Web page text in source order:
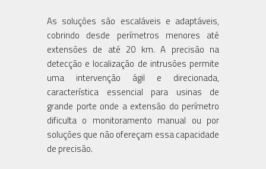
As soluções são escaláveis e adaptáveis,
cobrindo desde perímetros menores até
extensões de até 20 km. A precisão na
detecção e localização de intrusões permite
uma intervenção ágil e direcionada,
característica essencial para usinas de
grande porte onde a extensão do perímetro
dificulta o monitoramento manual ou por
soluções que não ofereçam essa capacidade
de precisão.